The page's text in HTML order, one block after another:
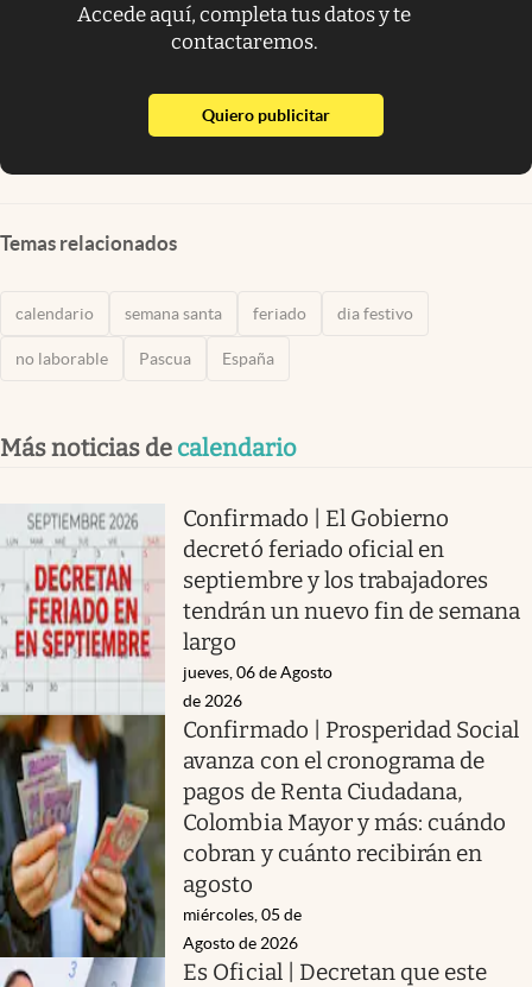
Accede aquí, completa tus datos y te
contactaremos.
Quiero publicitarabre en nueva pestaña
Temas relacionados
calendario semana santa feriado dia festivo
no laborable Pascua España
Más noticias de calendario
Confirmado | El Gobierno
decretó feriado oficial en
septiembre y los trabajadores
tendrán un nuevo fin de semana
largo
jueves, 06 de Agosto
de 2026
Confirmado | Prosperidad Social
avanza con el cronograma de
pagos de Renta Ciudadana,
Colombia Mayor y más: cuándo
cobran y cuánto recibirán en
agosto
miércoles, 05 de
Agosto de 2026
Es Oficial | Decretan que este